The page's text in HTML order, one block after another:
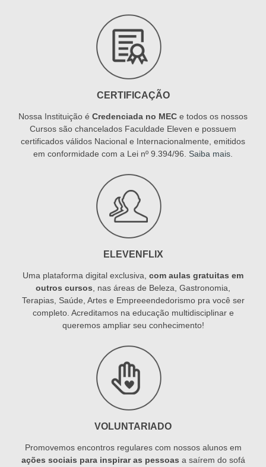
CERTIFICAÇÃO
Nossa Instituição é Credenciada no MEC e todos os nossos
Cursos são chancelados Faculdade Eleven e possuem
certificados válidos Nacional e Internacionalmente, emitidos
em conformidade com a Lei nº 9.394/96. Saiba mais
ELEVENFLIX
Uma plataforma digital exclusiva, com aulas gratuitas em
outros cursos, nas áreas de Beleza, Gastronomia,
Terapias, Saúde, Artes e Empreeendedorismo pra você ser
completo. Acreditamos na educação multidisciplinar e
queremos ampliar seu conhecimento!
VOLUNTARIADO
Promovemos encontros regulares com nossos alunos em
ações sociais para inspirar as pessoas a saírem do sofá